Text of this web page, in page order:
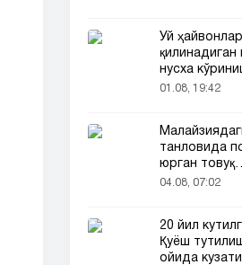
Уй
қилинадиган
нусха
тармоқларда
01.08, 19:42
танловида
юрган товуқ
04.08, 07:02
20 йил
Қуёш
ойида